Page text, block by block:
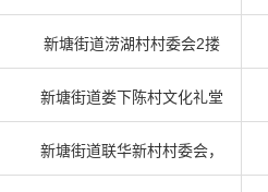
新塘街道涝湖村村委会2搂
新塘街道娄下陈村文化礼堂
新塘街道联华新村村委会，